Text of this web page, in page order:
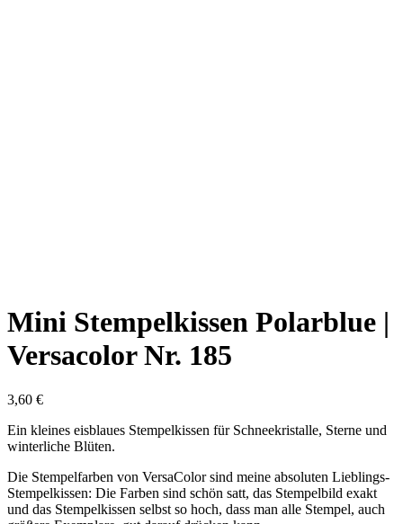
Mini Stempelkissen Polarblue |
Versacolor Nr. 185
3,60 €
Ein kleines eisblaues Stempelkissen für Schneekristalle, Sterne und
winterliche Blüten.
Die Stempelfarben von VersaColor sind meine absoluten Lieblings-
Stempelkissen: Die Farben sind schön satt, das Stempelbild exakt
und das Stempelkissen selbst so hoch, dass man alle Stempel, auch